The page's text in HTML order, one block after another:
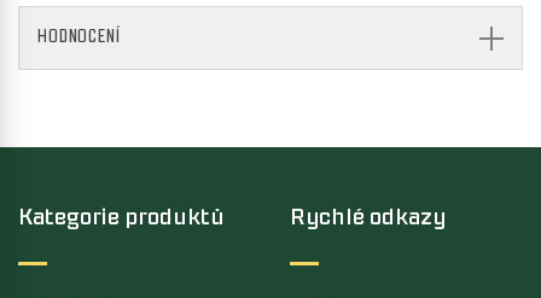
HODNOCENÍ
Kategorie produktů Rychlé odkazy